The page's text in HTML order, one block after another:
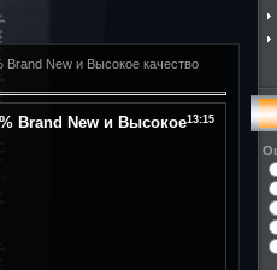
Brand New и Высокое качество
13:15
Brand New и Высокое